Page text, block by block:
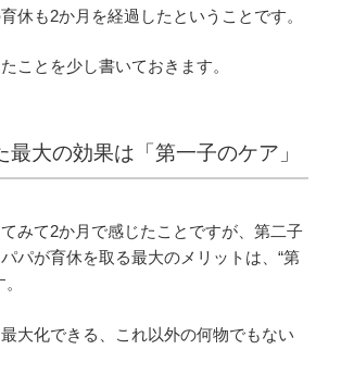
休も2か月を経過したということです。
ことを少し書いておきます。
最大の効果は「第一子のケア」
みて2か月で感じたことですが、第二子
パが育休を取る最大のメリットは、“第
大化できる、これ以外の何物でもない